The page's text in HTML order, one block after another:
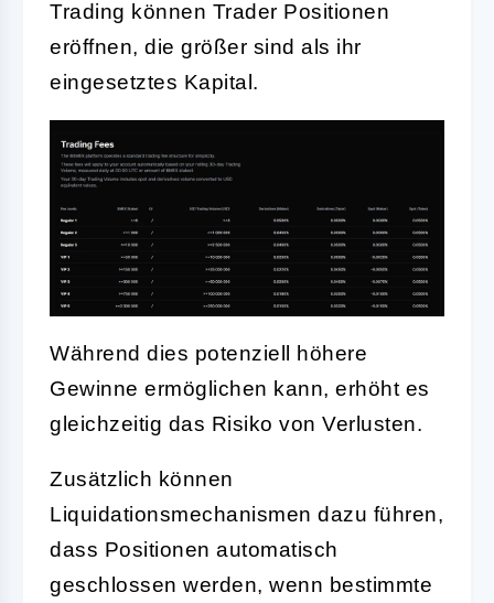
Trading können Trader Positionen
eröffnen, die größer sind als ihr
eingesetztes Kapital.
Während dies potenziell höhere
Gewinne ermöglichen kann, erhöht es
gleichzeitig das Risiko von Verlusten.
Zusätzlich können
Liquidationsmechanismen dazu führen,
dass Positionen automatisch
geschlossen werden, wenn bestimmte